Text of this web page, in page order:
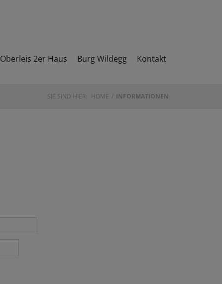
Oberleis 2er Haus Burg Wildegg Kontakt
SIE SIND HIER: HOME INFORMATIONEN